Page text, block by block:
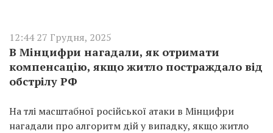
12:44 27 Грудня, 2025
В Мінцифри нагадали, як отримати
компенсацію, якщо житло постраждало від
обстрілу РФ
На тлі масштабної російської атаки в Мінцифри
нагадали про алгоритм дій у випадку, якщо житло